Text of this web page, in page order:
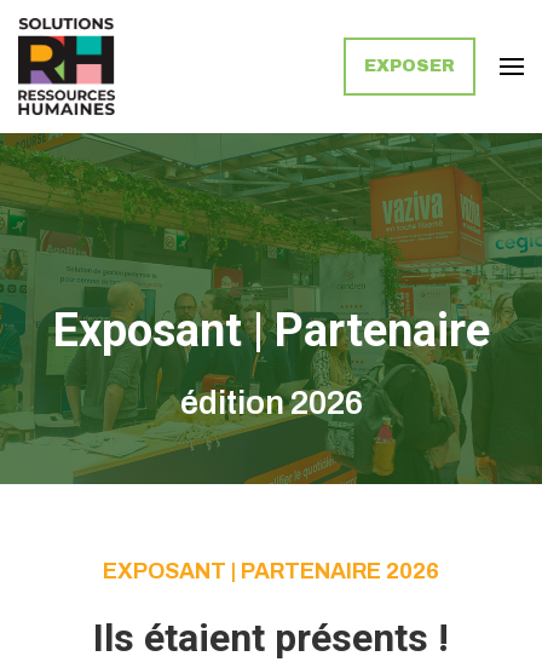
Solutions Ressources Humaines
EXPOSER
Exposant | Partenaire
édition 2026
EXPOSANT | PARTENAIRE 2026
Ils étaient présents !